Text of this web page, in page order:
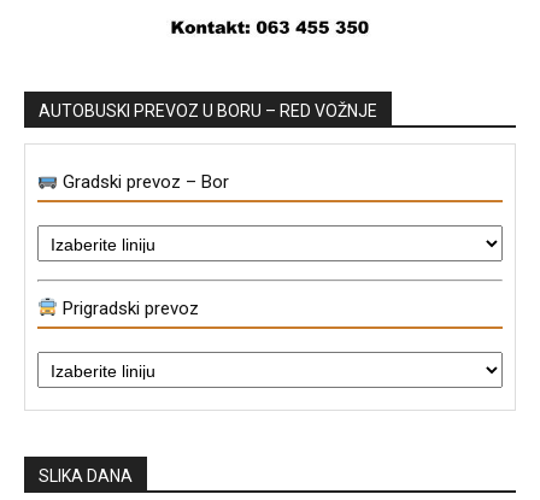
AUTOBUSKI PREVOZ U BORU – RED VOŽNJE
Gradski prevoz – Bor
Prigradski prevoz
SLIKA DANA